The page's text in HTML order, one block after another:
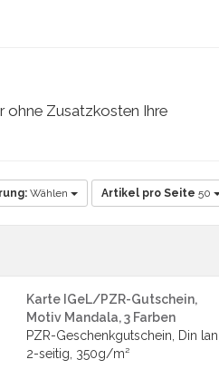
ohne Zusatzkosten Ihre
Wählen Artikel pro Seite 50
Karte IGeL/PZR-Gutschein,
Motiv Mandala, 3 Farben
PZR-Geschenkgutschein, Din
2-seitig, 350g/m²